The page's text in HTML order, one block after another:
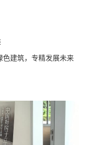
建筑，专精发展未来